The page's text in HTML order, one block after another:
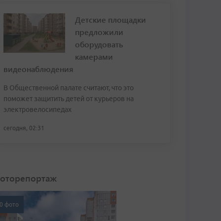
Детские площадки
предложили
оборудовать
камерами
видеонаблюдения
В Общественной палате считают, что это
поможет защитить детей от курьеров на
электровелосипедах
сегодня, 02:31
фото